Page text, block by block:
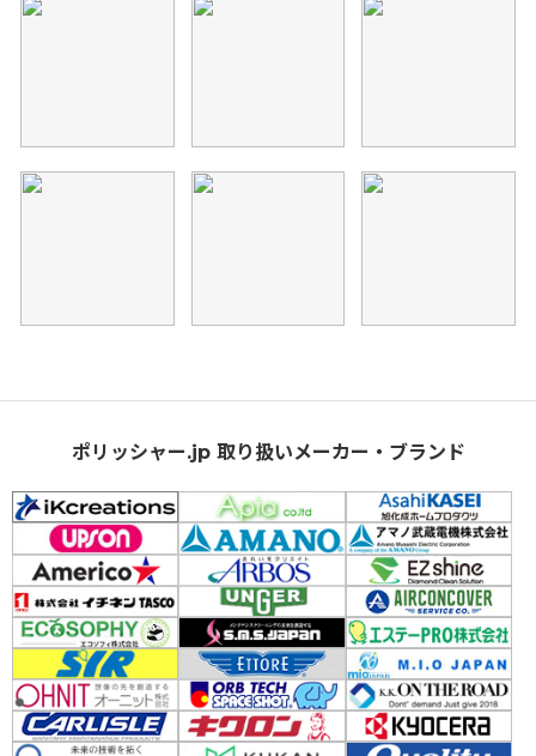
ポリッシャー.jp 取り扱いメーカー・ブランド